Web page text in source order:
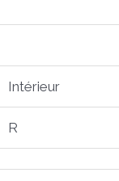
Intérieur
R